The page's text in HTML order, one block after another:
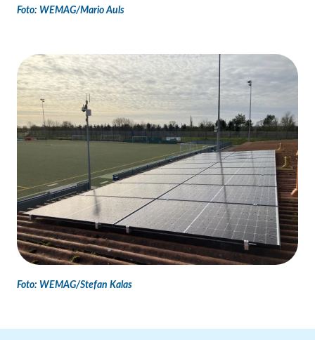
Foto: WEMAG/Mario Auls
Foto: WEMAG/Stefan Kalas